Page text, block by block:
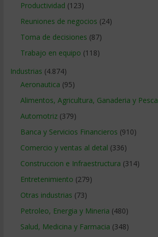
Productividad (123)
Reuniones de negocios (24)
Toma de decisiones (87)
Trabajo en equipo (118)
Industrias (4.874)
Aeronautica (95)
Alimentos, Agricultura, Ganaderia y Pesca
Automotriz(379)
Banca y Servicios Financieros (910)
Comercio y ventas al detal (336)
Construccion e Infraestructura (314)
Entretenimiento (279)
Otras industrias (73)
Petroleo, Energia y Mineria (480)
Salud, Medicina y Farmacia (348)